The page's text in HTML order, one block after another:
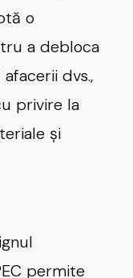
o
a debloca
dvs.,
privire la
și
permite